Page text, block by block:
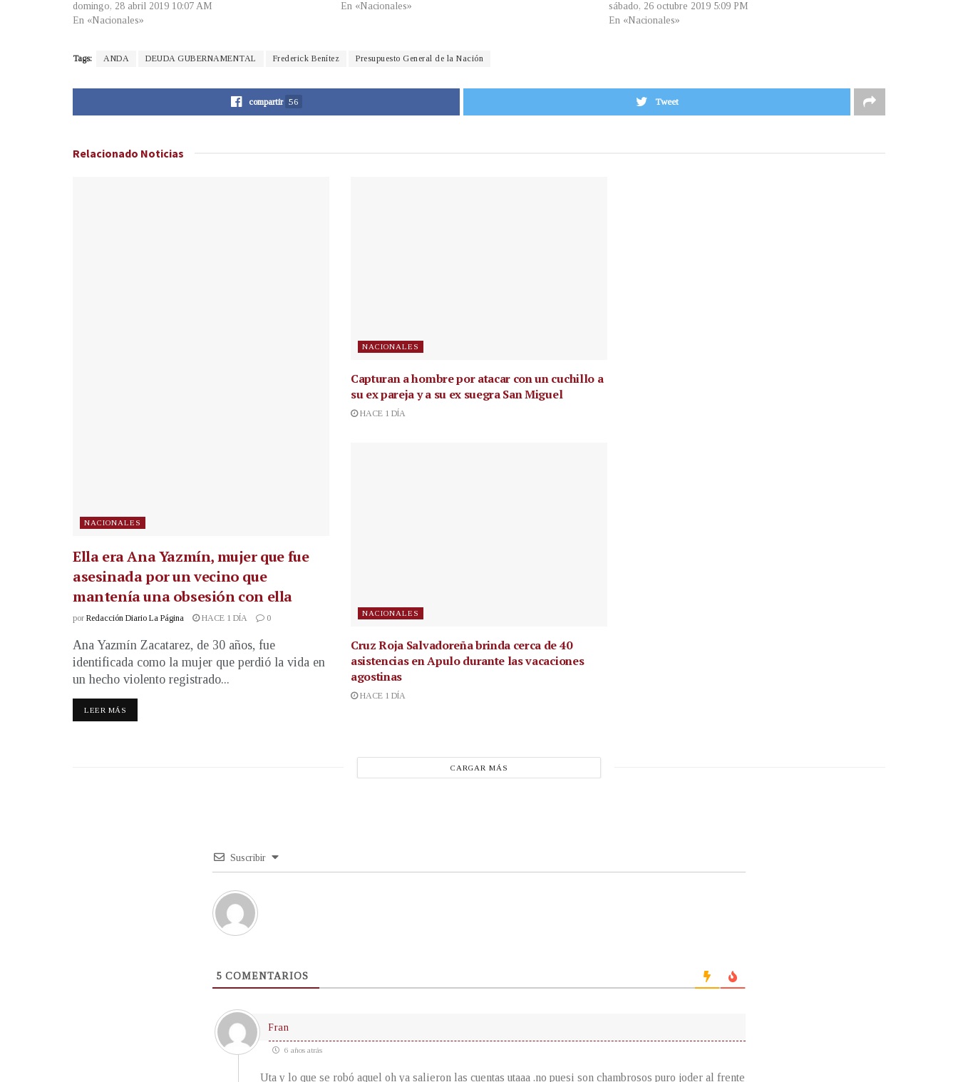
domingo, 28 abril 2019 10:07 AM
En «Nacionales»
En «Nacionales»
sábado, 26 octubre 2019 5:09 PM
En «Nacionales»
Tags: ANDA DEUDA GUBERNAMENTAL Frederick Benítez Presupuesto General de la Nación
compartir 56 Tweet
Relacionado Noticias
NACIONALES
Ella era Ana Yazmín, mujer que fue
asesinada por un vecino que
mantenía una obsesión con ella
por Redacción Diario La Página HACE 1 DÍA 0
Ana Yazmín Zacatarez, de 30 años, fue
identificada como la mujer que perdió la vida en
un hecho violento registrado...
LEER MÁS
NACIONALES
Capturan a hombre por atacar con un cuchillo a
su ex pareja y a su ex suegra San Miguel
HACE 1 DÍA
NACIONALES
Cruz Roja Salvadoreña brinda cerca de 40
asistencias en Apulo durante las vacaciones
agostinas
HACE 1 DÍA
CARGAR MÁS
Suscribir
5 COMENTARIOS
Fran
6 años atrás
Uta y lo que se robó aquel oh ya salieron las cuentas utaaa .no puesi son chambrosos puro joder al frente